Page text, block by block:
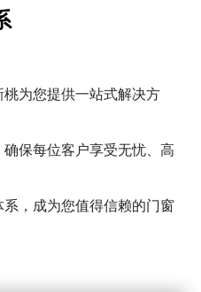
为您提供一站式解决方
保每位客户享受无忧、高
，成为您值得信赖的门窗